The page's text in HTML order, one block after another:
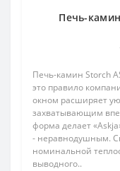
Печь-
Печь-камин Storch
это правило
окном расширяет
захватывающим
форма делает
- неравнодушным.
номинальной
выводного..